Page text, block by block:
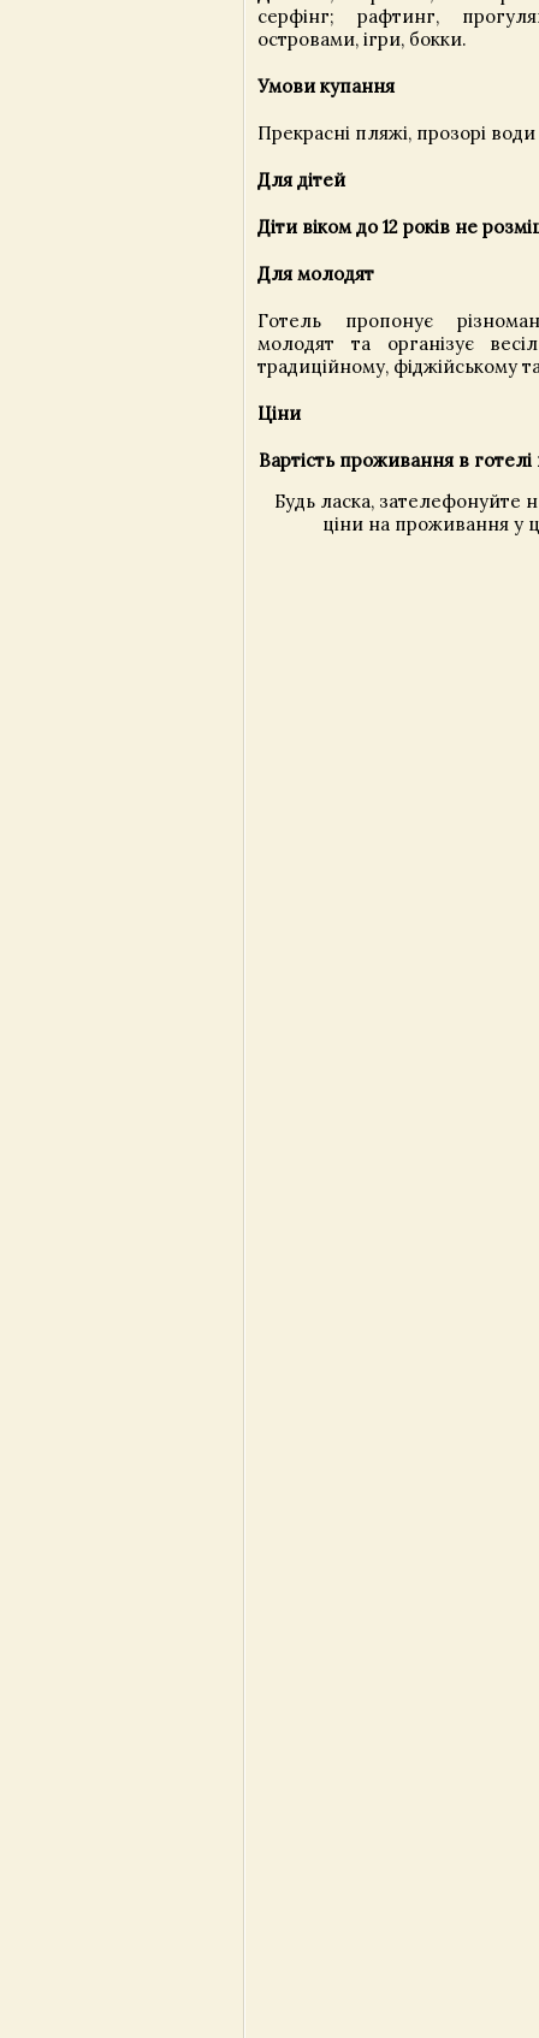
серфінг; рафтинг,
островами, ігри, бокки.
Умови купання
Прекрасні пляжі, прозорі води
Для дітей
Діти віком до 12 років не
Для молодят
Готель пропонує
молодят та організує
традиційному, фіджійському
Ціни
Вартість проживання в
Будь ласка, зателефонуйте
ціни на проживання у